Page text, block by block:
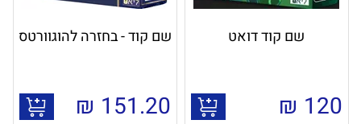
שם קוד דואט
120
₪
שם קוד - בחזרה להוגוורטס
151.20
₪